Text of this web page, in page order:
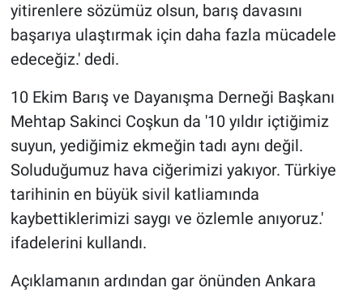
yitirenlere sözümüz olsun, barış davasını
başarıya ulaştırmak için daha fazla mücadele
edeceğiz.' dedi.
10 Ekim Barış ve Dayanışma Derneği Başkanı
Mehtap Sakinci Coşkun da '10 yıldır içtiğimiz
suyun, yediğimiz ekmeğin tadı aynı değil.
Soluduğumuz hava ciğerimizi yakıyor. Türkiye
tarihinin en büyük sivil katliamında
kaybettiklerimizi saygı ve özlemle anıyoruz.'
ifadelerini kullandı.
Açıklamanın ardından gar önünden Ankara